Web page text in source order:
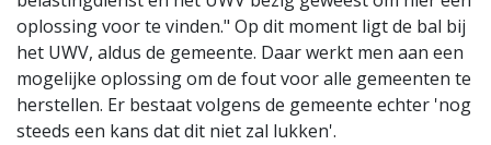
oplossing voor te vinden." Op dit moment ligt de bal bij
het UWV, aldus de gemeente. Daar werkt men aan een
mogelijke oplossing om de fout voor alle gemeenten te
herstellen. Er bestaat volgens de gemeente echter 'nog
steeds een kans dat dit niet zal lukken'.